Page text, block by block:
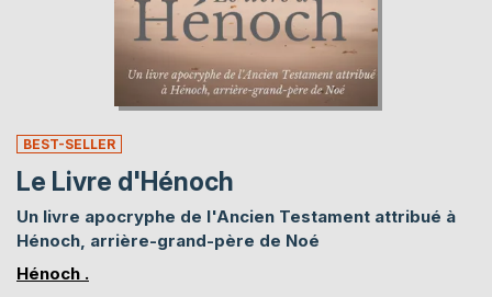
BEST-SELLER
Le Livre d'Hénoch
Un livre apocryphe de l'Ancien Testament attribué à
Hénoch, arrière-grand-père de Noé
Hénoch .